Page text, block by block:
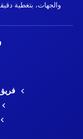
والجهات، بتغطية
فريق